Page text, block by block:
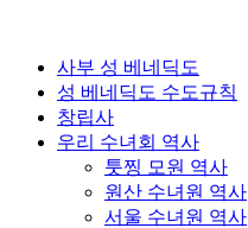
사부 성 베네딕도
성 베네딕도 수도규칙
창립사
우리 수녀회 역사
툿찡 모원 역사
원산 수녀원 역사
서울 수녀원 역사